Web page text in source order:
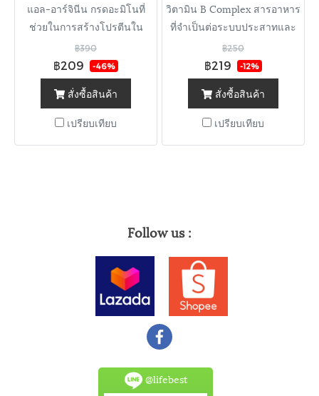
แอล-อาร์จินีน กรดอะมิโนที่
ช่วยในการสร้างโปรตีนใน
ร่างกาย
฿390
฿209 -46%
สั่งซื้อสินค้า
เปรียบเทียบ
วิตามิน B Complex สารอาหาร
ที่จำเป็นต่อระบบประสาทและ
สมอง
฿250
฿219 -12%
สั่งซื้อสินค้า
เปรียบเทียบ
Follow us :
@lifebest